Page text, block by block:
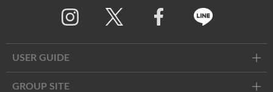
USER GUIDE
GROUP SITE